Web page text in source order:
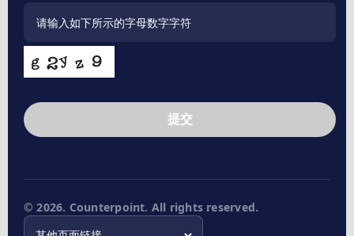
提交
blank
© 2026. Counterpoint. All rights reserved.